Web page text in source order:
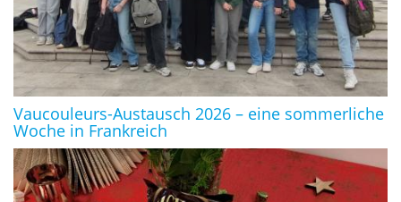
Vaucouleurs-Austausch 2026 – eine sommerliche
Woche in Frankreich